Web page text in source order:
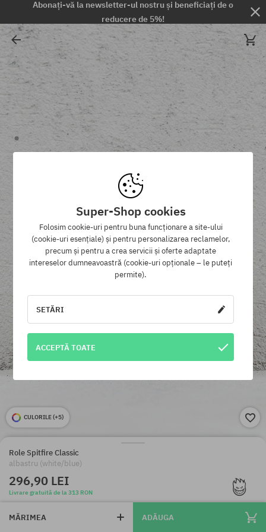
Abonați-vă la newsletter-ul nostru și beneficiați de o
reducere de 5%!
CULORILE (+5)
Role Spitfire Classic
albastru (white/blue)
296,90 LEI
Livrare gratuită de la 313 RON
MĂRIMEA ADĂUGA
Super-Shop cookies
Folosim cookie-uri pentru buna funcționare a site-ului
(cookie-uri esențiale) și pentru personalizarea reclamelor,
precum și pentru a crea servicii și oferte adaptate
intereselor dumneavoastră (cookie-uri opționale – le puteți
permite).
SETĂRI
ACCEPTĂ TOATE